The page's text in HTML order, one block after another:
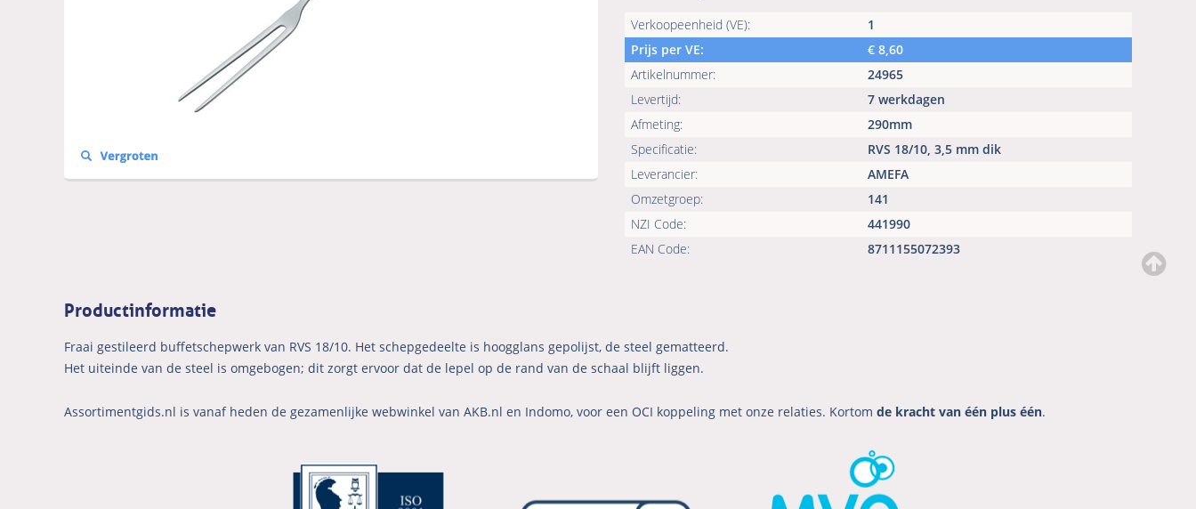
Verkoopeenheid (VE):
1
Prijs per VE:
€ 8,60
Artikelnummer:
24965
Levertijd:
7 werkdagen
Afmeting:
290mm
Specificatie:
RVS 18/10, 3,5 mm dik
Leverancier:
AMEFA
Omzetgroep:
141
NZI Code:
441990
EAN Code:
8711155072393
Productinformatie
Fraai gestileerd buffetschepwerk van RVS 18/10. Het schepgedeelte is hoogglans gepolijst, de steel gematteerd.
Het uiteinde van de steel is omgebogen; dit zorgt ervoor dat de lepel op de rand van de schaal blijft liggen.
Assortimentgids.nl is vanaf heden de gezamenlijke webwinkel van AKB.nl en Indomo, voor een OCI koppeling met onze relaties. Kortom de kracht van één plus één.